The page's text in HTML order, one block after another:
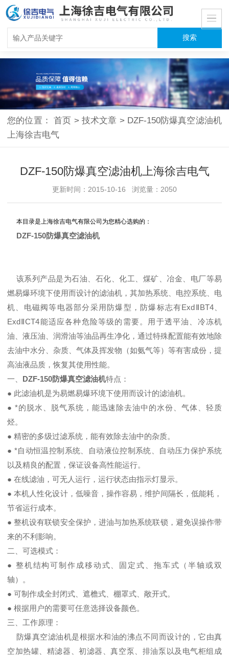
您的位置：首页 > 技术文章 > DZF-150防爆真空滤油机
上海徐吉电气
DZF-150防爆真空滤油机上海徐吉电气
更新时间：2015-10-16 浏览量：2050
本目录是上海徐吉电气有限公司为您精心选购的：
DZF-150防爆真空滤油机
该系列产品是为石油、石化、化工、煤矿、冶金、电厂等易
燃易爆环境下使用而设计的滤油机，其加热系统、电控系统、电
机、电磁阀等电器部分采用防爆型，防爆标志有ExdⅡBT4、
ExdⅡCT4能适应各种危险等级的需要。用于透平油、冷冻机
油、液压油、润滑油等油品再生净化，通过特殊配置能有效地除
去油中水分、杂质、气体及挥发物（如氨气等）等有害成份，提
高油液品质，恢复其使用性能。
一、 DZF-150防爆真空滤油机特点：
● 此滤油机是为易燃易爆环境下使用而设计的滤油机。
● *的脱水、脱气系统，能迅速除去油中的水份、气体、轻质
烃。
● 精密的多级过滤系统，能有效除去油中的杂质。
● *自动恒温控制系统、自动液位控制系统、自动压力保护系统
以及精良的配置，保证设备高性能运行。
● 在线滤油，可无人运行，运行状态由指示灯显示。
● 本机人性化设计，低噪音，操作容易，维护间隔长，低能耗，
节省运行成本。
● 整机设有联锁安全保护，进油与加热系统联锁，避免误操作带
来的不利影响。
二、可选模式：
● 整机结构可制作成移动式、固定式、拖车式（半轴或双
轴）。
● 可制作成全封闭式、遮檐式、棚罩式、敞开式。
● 根据用户的需要可任意选择设备颜色。
三、工作原理：
防爆真空滤油机是根据水和油的沸点不同而设计的，它由真
空加热罐、精滤器、初滤器、真空泵、排油泵以及电气柜组成